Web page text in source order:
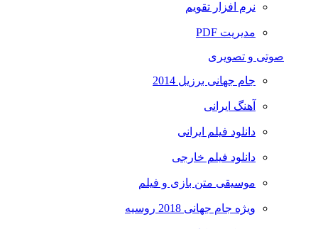
نرم افزار تقویم
مدیریت PDF
صوتی و تصویری
جام جهانی برزیل 2014
آهنگ ایرانی
دانلود فیلم ایرانی
دانلود فیلم خارجی
موسیقی متن بازی و فیلم
ویژه جام جهانی 2018 روسیه